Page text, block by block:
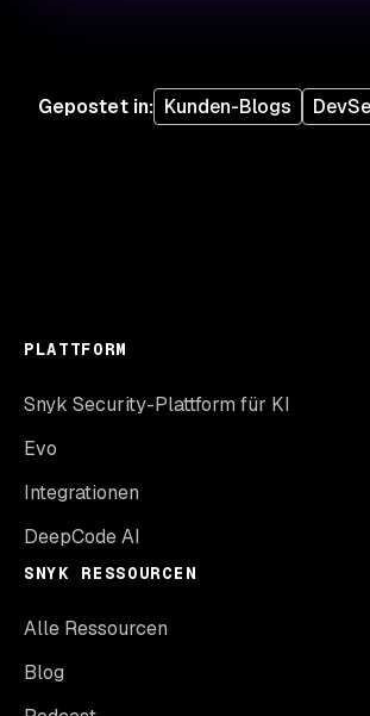
Gepostet in: Kunden-Blogs
PLATTFORM
Snyk Security-Plattform für KI
Evo
Integrationen
DeepCode AI
SNYK RESSOURCEN
Alle Ressourcen
Blog